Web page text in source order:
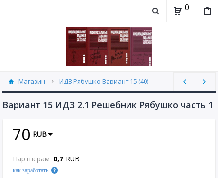
0
Магазин ИДЗ Рябушко Вариант 15 (40)
Вариант 15 ИДЗ 2.1 Решебник Рябушко часть 1
70 RUB
Партнерам 0,7 RUB
как заработать